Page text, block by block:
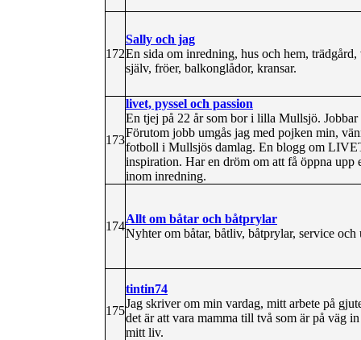
172
Sally och jag
En sida om inredning, hus och hem,
själv, fröer, balkonglådor, kransar.
173
livet, pyssel och passion
En tjej på 22 år som bor i lilla Mullsjö.
Förutom jobb umgås jag med pojken min,
fotboll i Mullsjös damlag. En blogg om
inspiration. Har en dröm om att få öppna upp
inom inredning.
174
Allt om båtar och båtprylar
Nyhter om båtar, båtliv, båtprylar, service
175
tintin74
Jag skriver om min vardag, mitt arbete på
det är att vara mamma till två som är på väg
mitt liv.